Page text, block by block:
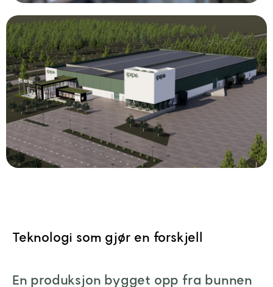
Teknologi som gjør en forskjell
En produksjon bygget opp fra bunnen